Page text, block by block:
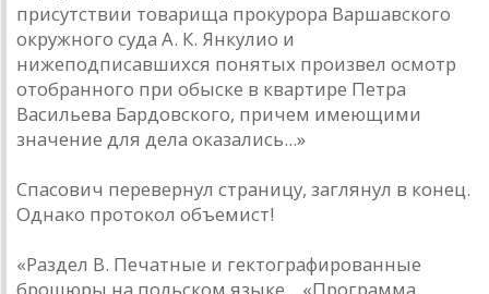
присутствии товарища прокурора Варшавского
окружного суда А. К. Янкулио и
нижеподписавшихся понятых произвел осмотр
отобранного при обыске в квартире Петра
Васильева Бардовского, причем имеющими
значение для дела оказались...»
Спасович перевернул страницу, заглянул в конец.
Однако протокол объемист!
«Раздел В. Печатные и гектографированные